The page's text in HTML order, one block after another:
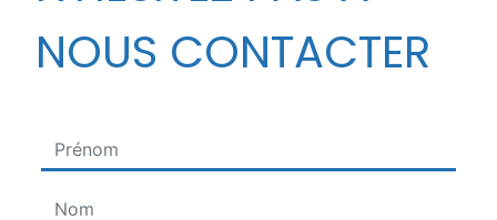
NOUS CONTACTER